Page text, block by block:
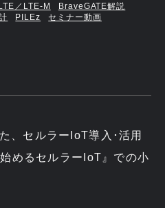
／LTE-M
BraveGATE解説
PILEz
セミナー動画
、セルラーIoT導入･活用
めるセルラーIoT』での小